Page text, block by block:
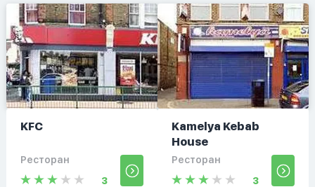
KFC
Ресторан
3
Kamelya Kebab
House
Ресторан
3